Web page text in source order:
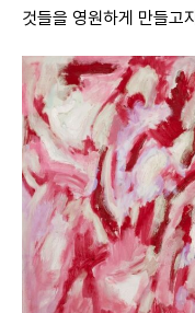
것들을 영원하게 만들고